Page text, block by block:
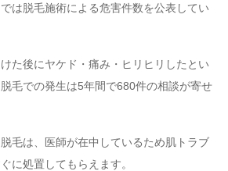
では脱毛施術による危害件数を公表してい
た後にヤケド・痛み・ヒリヒリしたとい
毛での発生は5年間で680件の相談が寄せ
毛は、医師が在中しているため肌トラブ
に処置してもらえます。